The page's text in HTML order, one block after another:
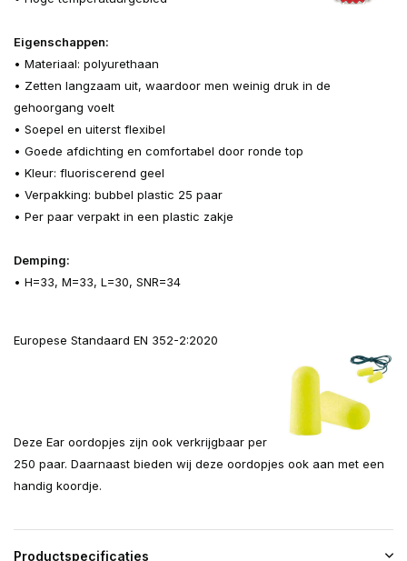
Eigenschappen:
• Materiaal: polyurethaan
• Zetten langzaam uit, waardoor men weinig druk in de
gehoorgang voelt
• Soepel en uiterst flexibel
• Goede afdichting en comfortabel door ronde top
• Kleur: fluoriscerend geel
• Verpakking: bubbel plastic 25 paar
• Per paar verpakt in een plastic zakje
Demping:
• H=33, M=33, L=30, SNR=34
Europese Standaard EN 352-2:2020
Deze Ear oordopjes zijn ook verkrijgbaar per
250 paar. Daarnaast bieden wij deze oordopjes ook aan met een
handig koordje.
Productspecificaties